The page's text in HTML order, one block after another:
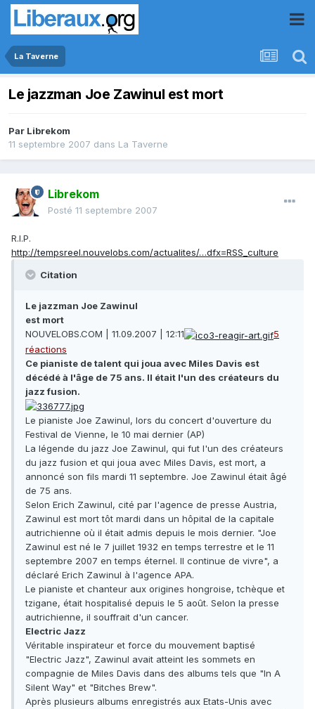
La Taverne
Le jazzman Joe Zawinul est mort
Par Librekom
11 septembre 2007 dans La Taverne
Librekom
Posté 11 septembre 2007
R.I.P.
http://tempsreel.nouvelobs.com/actualites/…dfx=RSS_culture
Citation
Le jazzman Joe Zawinul
est mort
NOUVELOBS.COM | 11.09.2007 | 12:11
5
réactions
Ce pianiste de talent qui joua avec Miles Davis est
décédé à l'âge de 75 ans. Il était l'un des créateurs du
jazz fusion.
Le pianiste Joe Zawinul, lors du concert d'ouverture du
Festival de Vienne, le 10 mai dernier (AP)
La légende du jazz Joe Zawinul, qui fut l'un des créateurs
du jazz fusion et qui joua avec Miles Davis, est mort, a
annoncé son fils mardi 11 septembre. Joe Zawinul était âgé
de 75 ans.
Selon Erich Zawinul, cité par l'agence de presse Austria,
Zawinul est mort tôt mardi dans un hôpital de la capitale
autrichienne où il était admis depuis le mois dernier. "Joe
Zawinul est né le 7 juillet 1932 en temps terrestre et le 11
septembre 2007 en temps éternel. Il continue de vivre", a
déclaré Erich Zawinul à l'agence APA.
Le pianiste et chanteur aux origines hongroise, tchèque et
tzigane, était hospitalisé depuis le 5 août. Selon la presse
autrichienne, il souffrait d'un cancer.
Electric Jazz
Véritable inspirateur et force du mouvement baptisé
"Electric Jazz", Zawinul avait atteint les sommets en
compagnie de Miles Davis dans des albums tels que "In A
Silent Way" et "Bitches Brew".
Après plusieurs albums enregistrés aux Etats-Unis avec